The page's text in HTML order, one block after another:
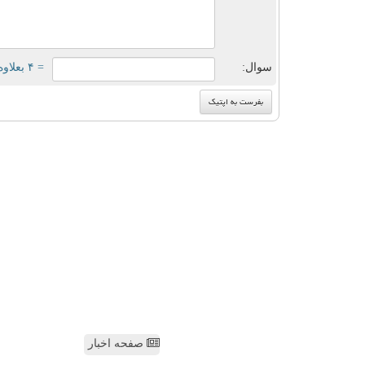
سوال: = ۴ بعلاوه ۳
صفحه اخبار